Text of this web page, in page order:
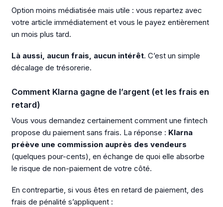
Option moins médiatisée mais utile : vous repartez avec
votre article immédiatement et vous le payez entièrement
un mois plus tard.
Là aussi, aucun frais, aucun intérêt. C’est un simple
décalage de trésorerie.
Comment Klarna gagne de l’argent (et les frais en
retard)
Vous vous demandez certainement comment une fintech
propose du paiement sans frais. La réponse : Klarna
préève une commission auprès des vendeurs
(quelques pour-cents), en échange de quoi elle absorbe
le risque de non-paiement de votre côté.
En contrepartie, si vous êtes en retard de paiement, des
frais de pénalité s’appliquent :